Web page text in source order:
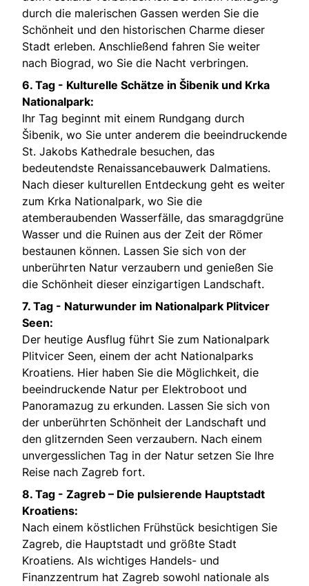
durch die malerischen Gassen werden Sie die
Schönheit und den historischen Charme dieser
Stadt erleben. Anschließend fahren Sie weiter
nach Biograd, wo Sie die Nacht verbringen.
6. Tag - Kulturelle Schätze in Šibenik und Krka
Nationalpark:
Ihr Tag beginnt mit einem Rundgang durch
Šibenik, wo Sie unter anderem die beeindruckende
St. Jakobs Kathedrale besuchen, das
bedeutendste Renaissancebauwerk Dalmatiens.
Nach dieser kulturellen Entdeckung geht es weiter
zum Krka Nationalpark, wo Sie die
atemberaubenden Wasserfälle, das smaragdgrüne
Wasser und die Ruinen aus der Zeit der Römer
bestaunen können. Lassen Sie sich von der
unberührten Natur verzaubern und genießen Sie
die Schönheit dieser einzigartigen Landschaft.
7. Tag - Naturwunder im Nationalpark Plitvicer
Seen:
Der heutige Ausflug führt Sie zum Nationalpark
Plitvicer Seen, einem der acht Nationalparks
Kroatiens. Hier haben Sie die Möglichkeit, die
beeindruckende Natur per Elektroboot und
Panoramazug zu erkunden. Lassen Sie sich von
der unberührten Schönheit der Landschaft und
den glitzernden Seen verzaubern. Nach einem
unvergesslichen Tag in der Natur setzen Sie Ihre
Reise nach Zagreb fort.
8. Tag - Zagreb – Die pulsierende Hauptstadt
Kroatiens:
Nach einem köstlichen Frühstück besichtigen Sie
Zagreb, die Hauptstadt und größte Stadt
Kroatiens. Als wichtiges Handels- und
Finanzzentrum hat Zagreb sowohl nationale als